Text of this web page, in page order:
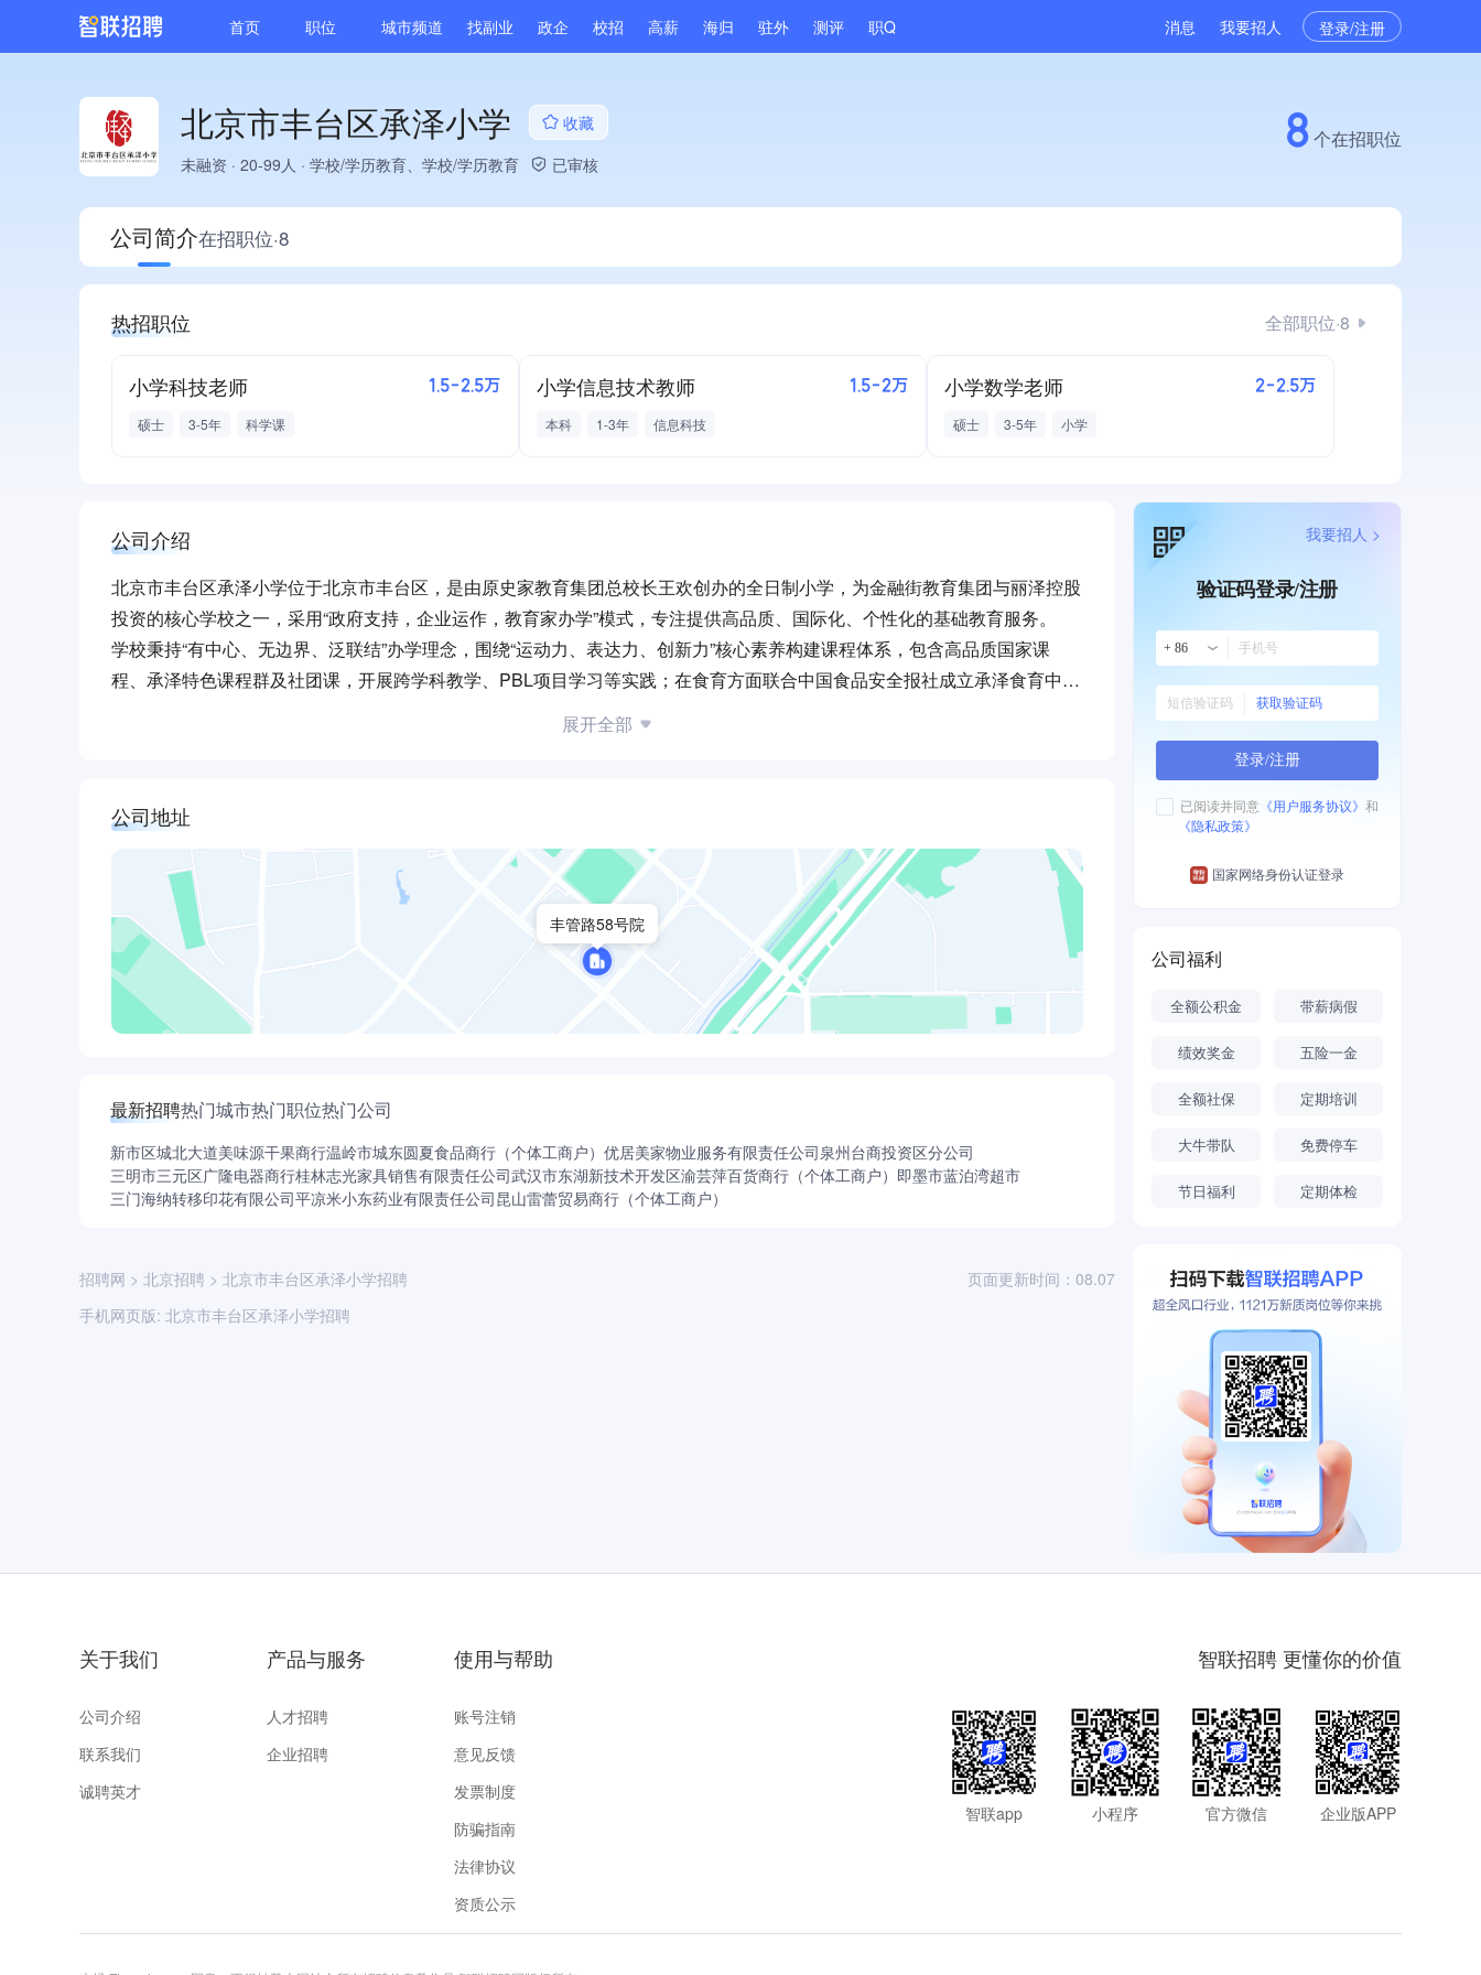
首页 职位 城市频道 找副业 政企 校招 高薪 海归 驻外 测评 职Q 消息 我要招人 登录/注册
北京市丰台区承泽小学
收藏
未融资 · 20-99人 · 学校/学历教育、学校/学历教育 已审核
8个在招职位
公司简介在招职位·8
热招职位 全部职位·8
小学科技老师 1.5-2.5万
硕士 3-5年 科学课
小学信息技术教师 1.5-2万
本科 1-3年 信息科技
小学数学老师 2-2.5万
硕士 3-5年 小学
公司介绍
北京市丰台区承泽小学位于北京市丰台区，是由原史家教育集团总校长王欢创办的全日制小学，为金融街教育集团与丽泽控股
投资的核心学校之一，采用“政府支持，企业运作，教育家办学”模式，专注提供高品质、国际化、个性化的基础教育服务。
学校秉持“有中心、无边界、泛联结”办学理念，围绕“运动力、表达力、创新力”核心素养构建课程体系，包含高品质国家课
程、承泽特色课程群及社团课，开展跨学科教学、PBL项目学习等实践；在食育方面联合中国食品安全报社成立承泽食育中
心，打造“一粒米的旅行”等课程；在美育上通过“一班一戏，一戏一格”戏剧教育实践激发学生艺术表达；拥有星际思创中心、
承泽书院、大木剧场等特色空间，实行25-30人/班的小班化教学，教师团队由资深教师、区级骨干教师及中青年教师组成。
展开全部
公司地址
丰管路58号院
最新招聘热门城市热门职位热门公司
新市区城北大道美味源干果商行温岭市城东圆夏食品商行（个体工商户） 优居美家物业服务有限责任公司泉州台商投资区分公司
三明市三元区广隆电器商行桂林志光家具销售有限责任公司武汉市东湖新技术开发区渝芸萍百货商行（个体工商户） 即墨市蓝泊湾超市
三门海纳转移印花有限公司平凉米小东药业有限责任公司昆山雷蕾贸易商行（个体工商户）
招聘网 > 北京招聘 > 北京市丰台区承泽小学招聘
手机网页版: 北京市丰台区承泽小学招聘
页面更新时间：08.07
验证码登录/注册
+ 86
获取验证码
登录/注册
已阅读并同意 《用户服务协议》 和
《隐私政策》
国家网络身份认证登录
我要招人 >
公司福利
全额公积金 带薪病假
绩效奖金 五险一金
全额社保 定期培训
大牛带队 免费停车
节日福利 定期体检
关于我们
公司介绍
联系我们
诚聘英才
产品与服务
人才招聘
企业招聘
使用与帮助
账号注销
意见反馈
发票制度
防骗指南
法律协议
资质公示
智联招聘 更懂你的价值
智联app 小程序 官方微信 企业版APP